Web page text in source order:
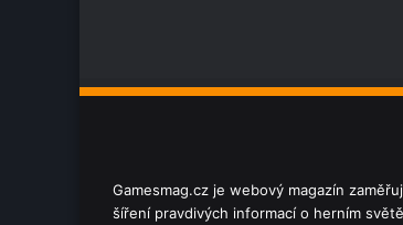
Gamesmag.cz je webový magazín
šíření pravdivých informací o herním